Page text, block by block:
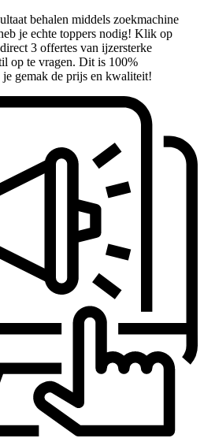
behalen middels zoekmachine
je echte toppers nodig! Klik op
3 offertes van ijzersterke
op te vragen. Dit is 100%
gemak de prijs en kwaliteit!